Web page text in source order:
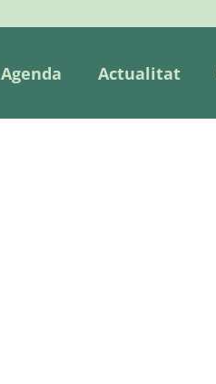
Agenda Actualitat